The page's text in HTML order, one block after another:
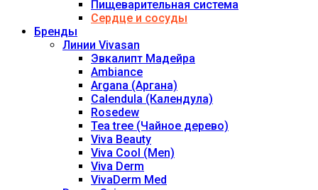
Пищеварительная система
Сердце и сосуды
Бренды
Линии Vivasan
Эвкалипт Мадейра
Ambiance
Argana (Аргана)
Calendula (Календула)
Rosedew
Tea tree (Чайное дерево)
Viva Beauty
Viva Cool (Men)
Viva Derm
VivaDerm Med